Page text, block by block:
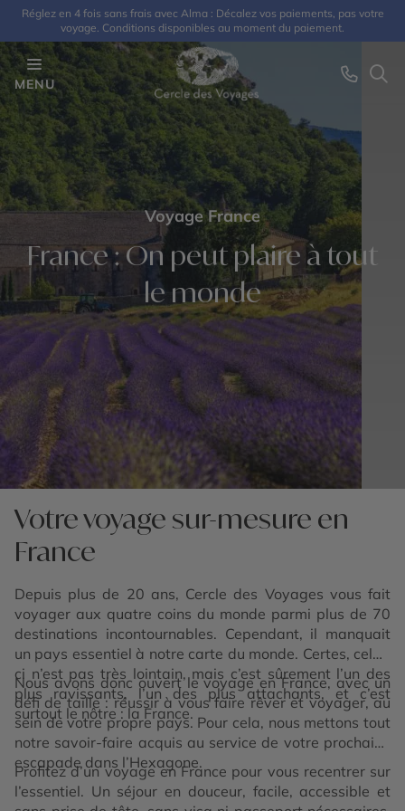
Réglez en 4 fois sans frais avec Alma : Décalez vos paiements, pas votre
voyage. Conditions disponibles au moment du paiement.
MENU
Voyage France
France : On peut plaire à tout
le monde
Votre voyage sur-mesure en
France
Depuis plus de 20 ans, Cercle des Voyages vous fait
voyager aux quatre coins du monde parmi plus de 70
destinations incontournables. Cependant, il manquait
un pays essentiel à notre carte du monde. Certes, celui-
ci n’est pas très lointain, mais c’est sûrement l’un des
plus ravissants, l’un des plus attachants, et c’est
surtout le nôtre : la France.
Nous avons donc ouvert le voyage en France, avec un
défi de taille : réussir à vous faire rêver et voyager, au
sein de votre propre pays. Pour cela, nous mettons tout
notre savoir-faire acquis au service de votre prochaine
escapade dans l’Hexagone.
Profitez d’un voyage en France pour vous recentrer sur
l’essentiel. Un séjour en douceur, facile, accessible et